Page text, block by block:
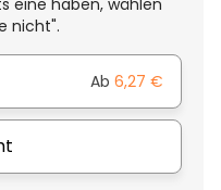
eine haben, wählen
nicht".
Ab 6,27 €